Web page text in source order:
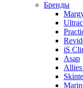
Бренды
iS
Asap